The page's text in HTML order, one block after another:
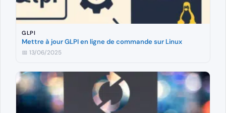
GLPI
Mettre à jour GLPI en ligne de commande sur Linux
📅 13/06/2025